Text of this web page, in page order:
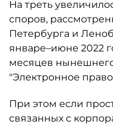
На треть
споров,
Петербурга и
январе–июне 2022
месяцев
"Электронное
При этом если
связанных с